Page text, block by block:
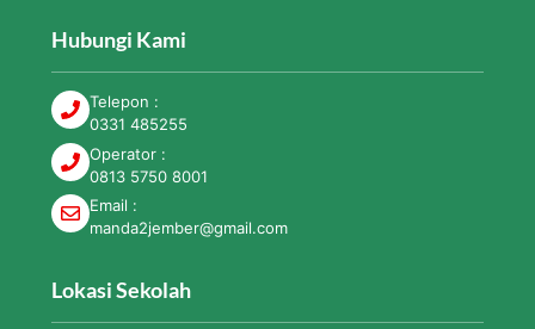
Hubungi Kami
Telepon :
0331 485255
Operator :
0813 5750 8001
Email :
manda2jember@gmail.com
Lokasi Sekolah